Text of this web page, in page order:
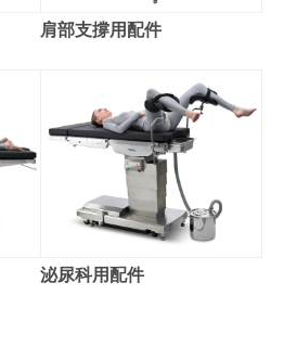
肩部支撐用配件
泌尿科用配件